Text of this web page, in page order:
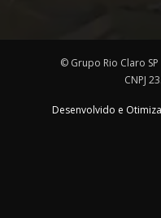
© Grupo Rio Claro
CNPJ
Desenvolvido e